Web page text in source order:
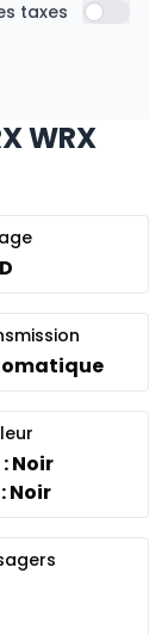
taxes Inclure
WRX
: Noir
Noir